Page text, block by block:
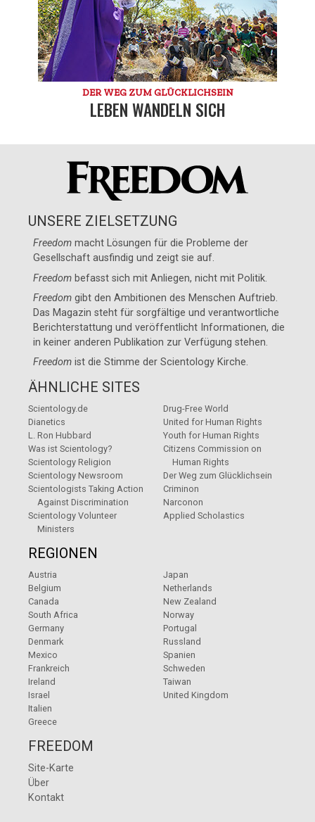
DER WEG ZUM GLÜCKLICHSEIN
LEBEN WANDELN SICH
UNSERE ZIELSETZUNG
Freedom macht Lösungen für die Probleme der
Gesellschaft ausfindig und zeigt sie auf.
Freedom befasst sich mit Anliegen, nicht mit Politik.
Freedom gibt den Ambitionen des Menschen Auftrieb.
Das Magazin steht für sorgfältige und verantwortliche
Berichterstattung und veröffentlicht Informationen, die
in keiner anderen Publikation zur Verfügung stehen.
Freedom ist die Stimme derScientology Kirche.
ÄHNLICHE SITES
Scientology.de
Dianetics
L. Ron Hubbard
Was ist Scientology?
Scientology Religion
Scientology Newsroom
Scientologists Taking Action
Against Discrimination
Scientology Volunteer
Ministers
Drug-Free World
United for Human Rights
Youth for Human Rights
Citizens Commission on
Human Rights
Der Weg zum Glücklichsein
Criminon
Narconon
Applied Scholastics
REGIONEN
Austria
Belgium
Canada
South Africa
Germany
Denmark
Mexico
Frankreich
Ireland
Israel
Italien
Greece
Japan
Netherlands
New Zealand
Norway
Portugal
Russland
Spanien
Schweden
Taiwan
United Kingdom
FREEDOM
Site-Karte
Über
Kontakt